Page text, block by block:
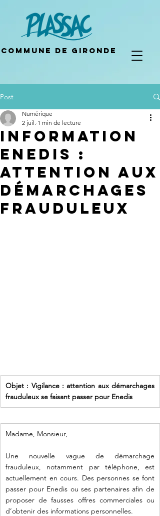
Commune de gironde
Post
Information
ENEDIS :
attention aux
démarchages
frauduleux
Numérique
2 juil. 1 min de lecture
Objet : Vigilance : attention aux démarchages
frauduleux se faisant passer pour Enedis
Madame, Monsieur,
Une nouvelle vague de démarchage
frauduleux, notamment par téléphone, est
actuellement en cours. Des personnes se font
passer pour Enedis ou ses partenaires afin de
proposer de fausses offres commerciales ou
d’obtenir des informations personnelles.